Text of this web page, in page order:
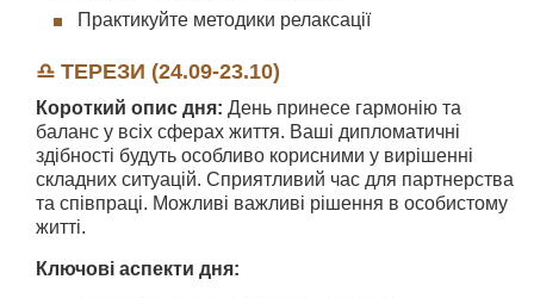
Практикуйте методики релаксації
♎ ТЕРЕЗИ (24.09-23.10)
Короткий опис дня: День принесе гармонію та
баланс у всіх сферах життя. Ваші дипломатичні
здібності будуть особливо корисними у вирішенні
складних ситуацій. Сприятливий час для партнерства
та співпраці. Можливі важливі рішення в особистому
житті.
Ключові аспекти дня: